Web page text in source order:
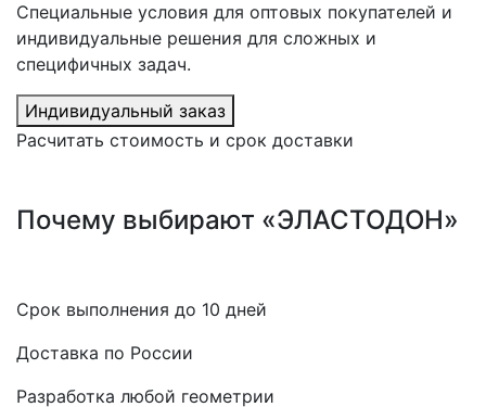
Специальные условия для оптовых покупателей и
индивидуальные решения для сложных и
специфичных задач.
Индивидуальный заказ
Расчитать стоимость и срок доставки
Почему выбирают «ЭЛАСТОДОН»
Срок выполнения до 10 дней
Доставка по России
Разработка любой геометрии